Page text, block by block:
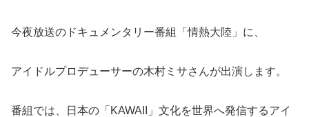
今夜放送のドキュメンタリー番組「情熱大陸」に、
アイドルプロデューサーの木村ミサさんが出演します。
番組では、日本の「KAWAII」文化を世界へ発信するアイ